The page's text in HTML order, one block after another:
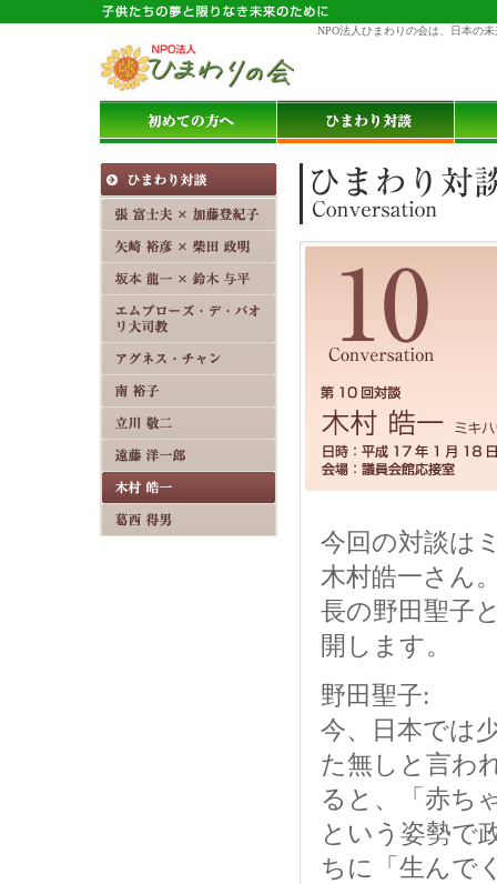
NPO法人ひまわりの会は、日本の
今回の対談は
木村皓一さん
長の野田聖子
開します。
野田聖子:
今、日本では
た無しと言わ
ると、「赤ち
という姿勢で
ちに「生んで